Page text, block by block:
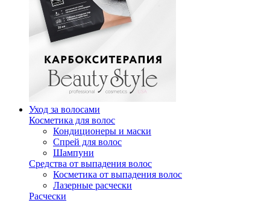
Уход за волосами
Косметика для волос
Кондиционеры и маски
Спрей для волос
Шампуни
Средства от выпадения волос
Косметика от выпадения волос
Лазерные расчески
Расчески